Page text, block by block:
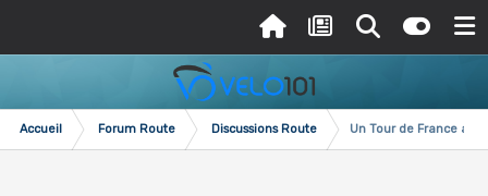
Accueil Forum Route Discussions Route Un Tour de France aux